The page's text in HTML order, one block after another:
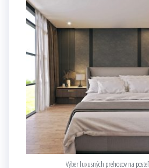
Výber luxusných prehozov na posteľ